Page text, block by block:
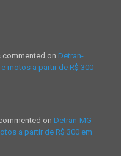
commented on Detran-
motos a partir de R$ 300
on Detran-MG
a partir de R$ 300 em